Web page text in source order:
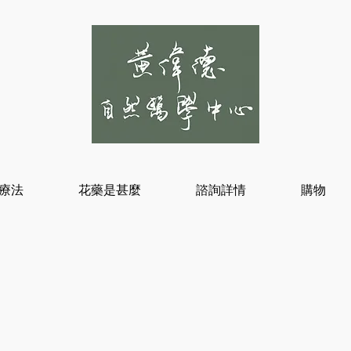
法 花藥是甚麼 諮詢詳情 購物